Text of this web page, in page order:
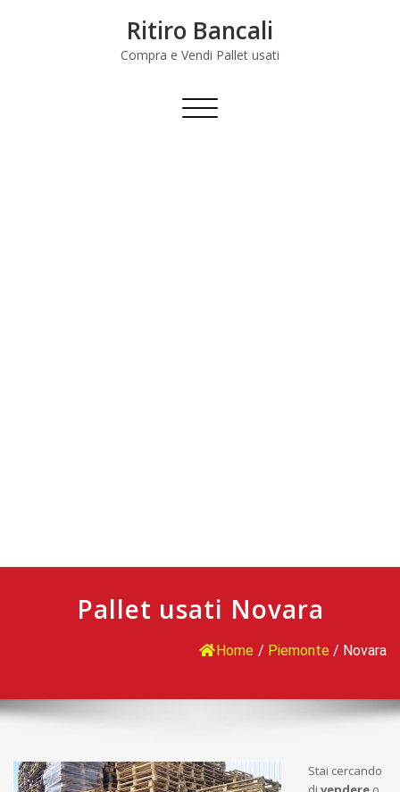
Ritiro Bancali
Compra e Vendi Pallet usati
Commuta
Pallet usati Novara
Home / Piemonte / Novara
Stai cercando